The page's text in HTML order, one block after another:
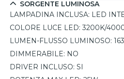
lampada da soffitto con luce
soluzione singola che combinata
composizioni luminose uniche a
qualità-prezzo, rendendola una
illuminare e valorizzare i tuoi
SORGENTE LUMINOSA
LAMPADINA INCLUSA: LED
COLORE LUCE LED: 3200K/
LUMEN-FLUSSO LUMINOSO:
DIMMERABILE: NO
DRIVER INCLUSO: SI